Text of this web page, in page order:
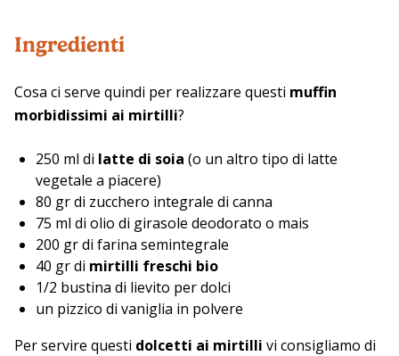
Ingredienti
Cosa ci serve quindi per realizzare questi muffin
morbidissimi ai mirtilli?
250 ml di latte di soia (o un altro tipo di latte
vegetale a piacere)
80 gr di zucchero integrale di canna
75 ml di olio di girasole deodorato o mais
200 gr di farina semintegrale
40 gr di mirtilli freschi bio
1/2 bustina di lievito per dolci
un pizzico di vaniglia in polvere
Per servire questi dolcetti ai mirtilli vi consigliamo di